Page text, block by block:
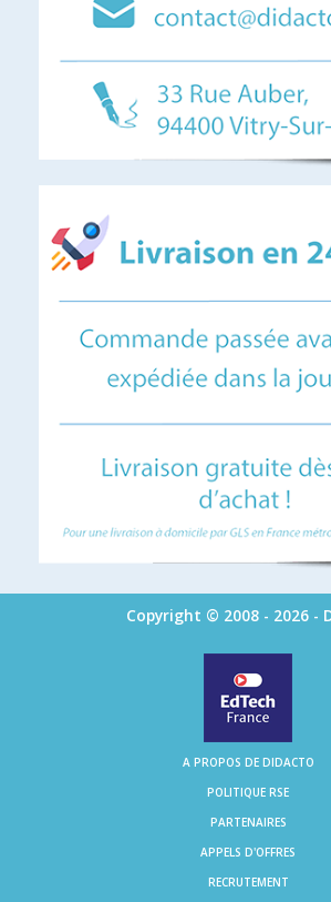
Copyright © 2008 - 2026 -
A PROPOS DE DIDACTO
POLITIQUE RSE
PARTENAIRES
APPELS D'OFFRES
RECRUTEMENT